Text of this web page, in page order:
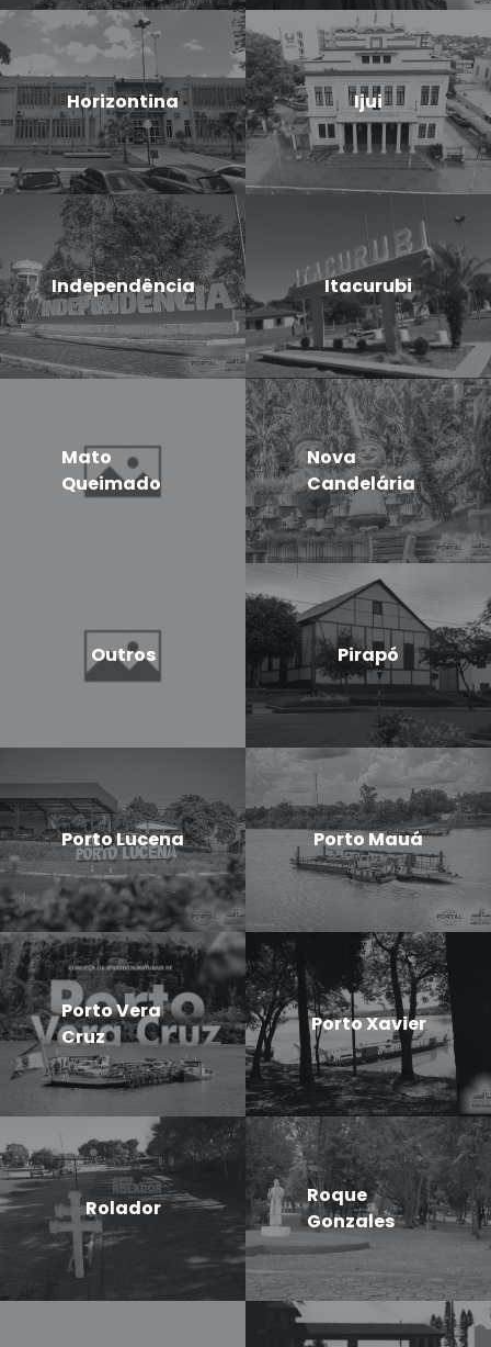
Horizontina Ijui
Independência Itacurubi
Mato
Queimado
Nova
Candelária
Outros Pirapó
Porto Lucena Porto Mauá
Porto Vera
Cruz
Porto Xavier
Rolador
Roque
Gonzales